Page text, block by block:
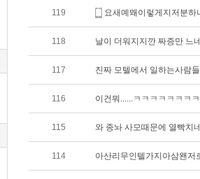
119 요새예뫠이렇게지저분하
118 날이 더워지지깐 짜증만 느
117 진짜 모텔에서 일하는사람
116 이건뭐......ㅋㅋㅋㅋㅋㅋㅋ
115 와 종놔 사모때문에 열빡치네
114 아산리무인텔가지아삼왠저